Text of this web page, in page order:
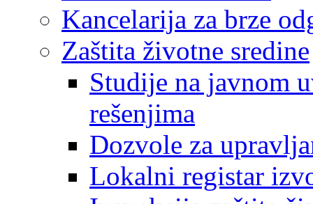
Kancelarija za brze
Zaštita životne sredine
Studije na javnom
rešenjima
Dozvole za
Lokalni registar